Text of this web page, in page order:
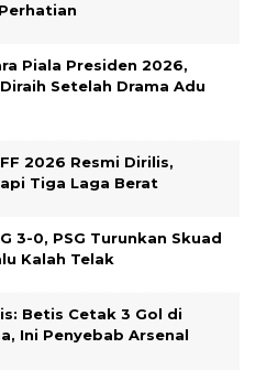
Piala Presiden 2026,
Setelah Drama Adu
2026 Resmi Dirilis,
Tiga Laga Berat
3-0, PSG Turunkan Skuad
Kalah Telak
Betis Cetak 3 Gol di
Ini Penyebab Arsenal